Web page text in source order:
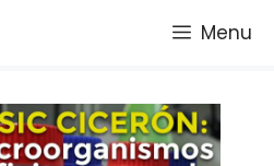
Menu